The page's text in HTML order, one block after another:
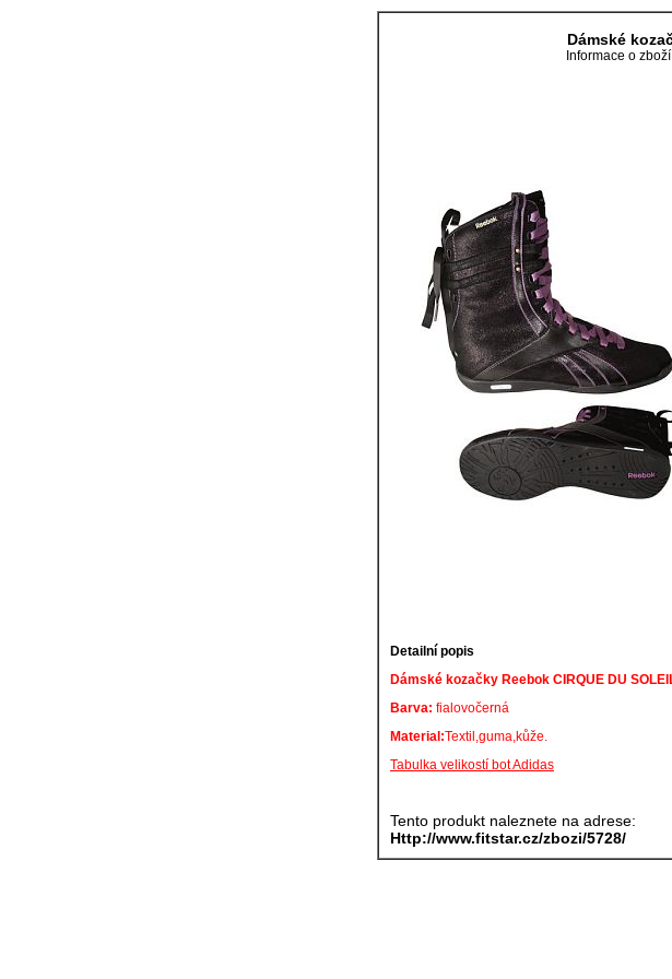
Dámské
Informace o
Detailní popis
Dámské kozačky Reebok CIRQUE DU
Barva: fialovočerná
Material:Textil,guma,kůže.
Tabulka velikostí bot Adidas
Tento produkt naleznete na adrese:
Http://www.fitstar.cz/zbozi/5728/